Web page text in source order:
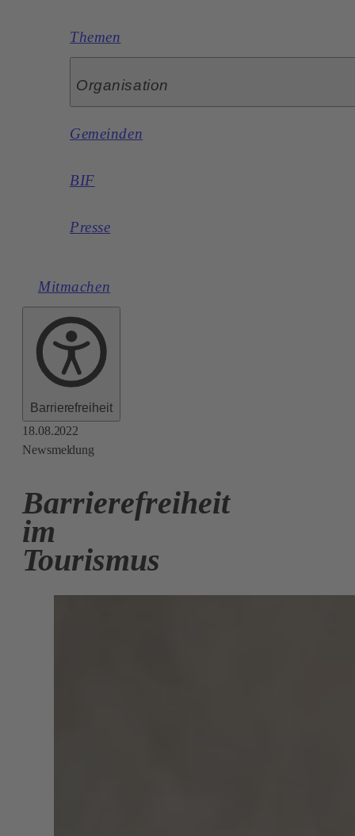
Themen
Organisation
Gemeinden
BIF
Presse
Mitmachen
Barrierefreiheit
18.08.2022
Newsmeldung
Barrierefreiheit
im
Tourismus